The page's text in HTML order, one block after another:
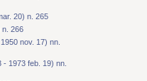
20) n. 265
n. 266
nov. 17) nn.
1973 feb. 19) nn.